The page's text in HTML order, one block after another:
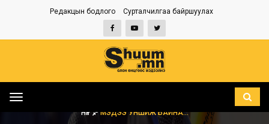
Редакцын бодлого Сурталчилгаа байршуулах
Toggle
НҮҮР МЭДЭЭ УНШИЖ БАЙНА...